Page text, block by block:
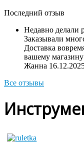
Последний отзыв
Недавно делали
Заказывали
Доставка
вашему
Жанна
Все отзывы